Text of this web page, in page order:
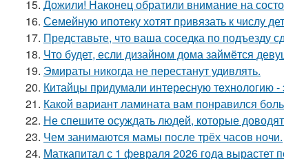
15. Дожили! Наконец обратили внимание на
16. Семейную ипотеку хотят привязать к числу
17. Представьте, что ваша соседка по подъезду
18. Что будет, если дизайном дома займётся
19. Эмираты никогда не перестанут удивлять.
20. Китайцы придумали интересную технологию
21. Какой вариант ламината вам понравился
22. Не спешите осуждать людей, которые
23. Чем занимаются мамы после трёх часов ночи.
24. Маткапитал с 1 февраля 2026 года вырастет